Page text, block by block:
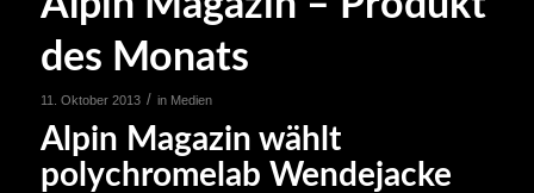
des Monats
11. Oktober 2013 / in Medien
Alpin Magazin wählt
polychromelab Wendejacke